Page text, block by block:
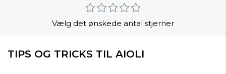
Vælg det ønskede antal stjerner
TIPS OG TRICKS TIL AIOLI